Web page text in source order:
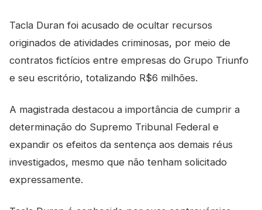
Tacla Duran foi acusado de ocultar recursos
originados de atividades criminosas, por meio de
contratos fictícios entre empresas do Grupo Triunfo
e seu escritório, totalizando R$6 milhões.
A magistrada destacou a importância de cumprir a
determinação do Supremo Tribunal Federal e
expandir os efeitos da sentença aos demais réus
investigados, mesmo que não tenham solicitado
expressamente.